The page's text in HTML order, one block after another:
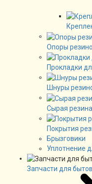
Опоры
Прокладки
Шнуры
Сырая резина
Покрытия
Брызговики
Уплотнение
Запчасти для